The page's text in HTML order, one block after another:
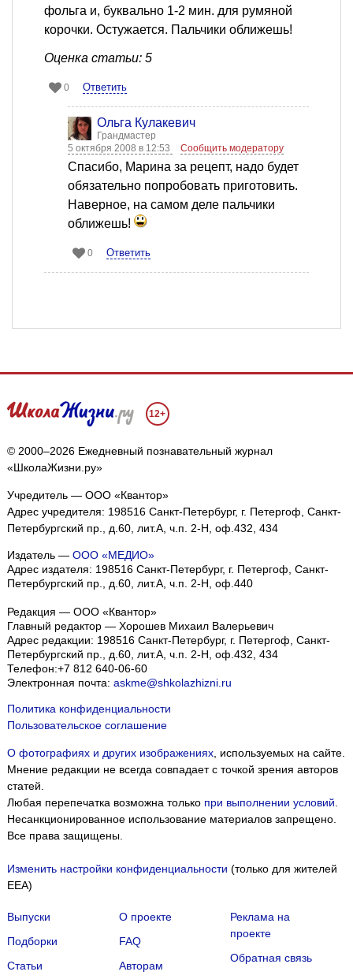
фольга и, буквально 1-2 мин. для румяной
корочки. Остужается. Пальчики оближешь!
Оценка статьи: 5
0 Ответить
Ольга Кулакевич
Грандмастер
5 октября 2008 в 12:53
Сообщить модератору
Спасибо, Марина за рецепт, надо будет
обязательно попробовать приготовить.
Наверное, на самом деле пальчики
оближешь!
0 Ответить
12+
© 2000–2026 Ежедневный познавательный журнал
«ШколаЖизни.ру»
Учредитель — ООО «Квантор»
Адрес учредителя: 198516 Санкт-Петербург, г. Петергоф, Санкт-
Петербургский пр., д.60, лит.А, ч.п. 2-Н, оф.432, 434
Издатель — ООО «МЕДИО»
Адрес издателя: 198516 Санкт-Петербург, г. Петергоф, Санкт-
Петербургский пр., д.60, лит.А, ч.п. 2-Н, оф.440
Редакция — ООО «Квантор»
Главный редактор — Хорошев Михаил Валерьевич
Адрес редакции: 198516 Санкт-Петербург, г. Петергоф, Санкт-
Петербургский пр., д.60, лит.А, ч.п. 2-Н, оф.432, 434
Телефон:+7 812 640-06-60
Электронная почта: askme@shkolazhizni.ru
Политика конфиденциальности
Пользовательское соглашение
О фотографиях и других изображениях, используемых на сайте.
Мнение редакции не всегда совпадает с точкой зрения авторов
статей.
Любая перепечатка возможна только при выполнении условий.
Несанкционированное использование материалов запрещено.
Все права защищены.
Изменить настройки конфиденциальности (только для жителей
EEA)
Выпуски
Подборки
Статьи
О проекте
FAQ
Авторам
Реклама на
проекте
Обратная связь